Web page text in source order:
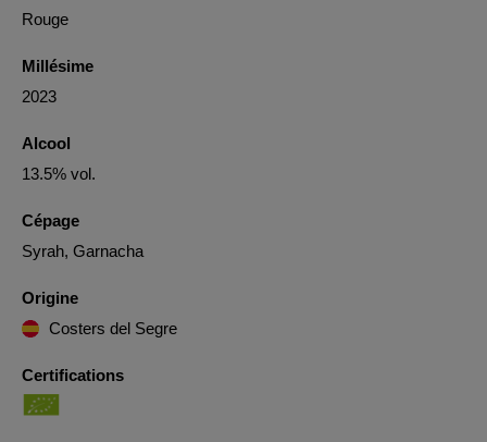
Rouge
Millésime
2023
Alcool
13.5% vol.
Cépage
Syrah, Garnacha
Origine
Costers del Segre
Certifications